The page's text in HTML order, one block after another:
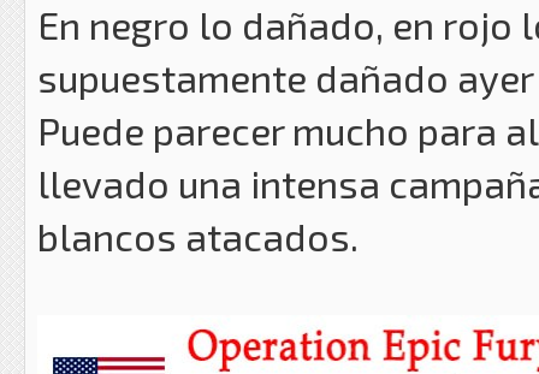
En negro lo dañado, en rojo
supuestamente dañado
Puede parecer mucho para
llevado una intensa
blancos atacados.